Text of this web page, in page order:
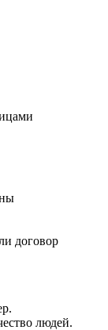
договор
людей.